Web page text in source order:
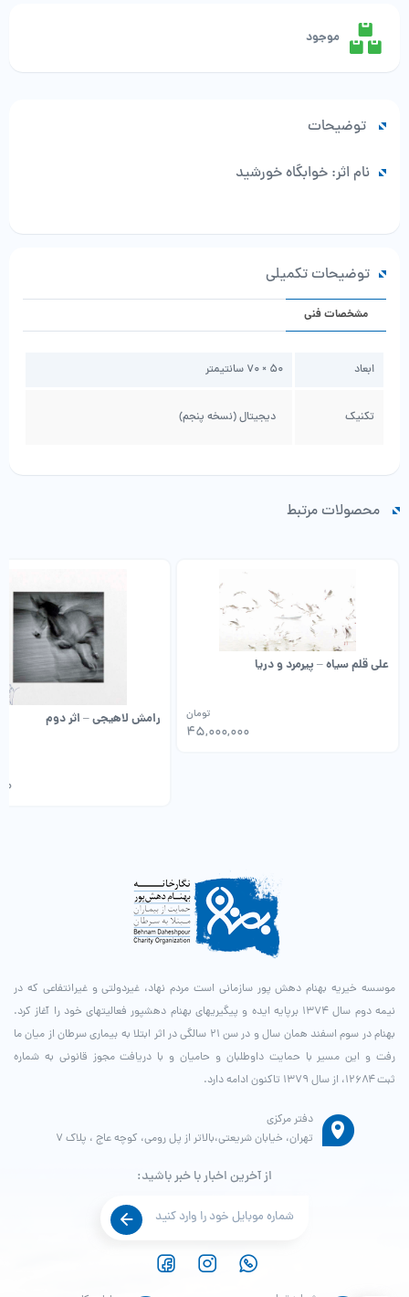
خورشید
عدد
موجود
توضیحات
نام اثر: خوابگاه خورشید
توضیحات تکمیلی
مشخصات فنی
ابعاد 50 × 70 سانتیمتر
تکنیک دیجیتال (نسخه پنجم)
محصولات مرتبط
علی قلم سیاه – پیرمرد و دریا
45,000,000
تومان رامش لاهیجی – اثر دوم
موسسه خیریه بهنام دهش پور سازمانی است مردم نهاد، غیردولتی و غیرانتفاعی که در
نیمه دوم سال ۱۳۷۴ برپایه ایده و پیگیری­های بهنام دهش­پور فعالیت­های خود را آغاز کرد.
بهنام در سوم اسفند همان سال و در سن ۲۱ سالگی در اثر ابتلا به بیماری سرطان از میان ما
رفت و این مسیر با حمایت داوطلبان و حامیان و با دریافت مجوز قانونی به شماره
ثبت ۱۲۶۸۴، از سال ۱۳۷۹ تاکنون ادامه دارد.
دفتر مرکزی
تهران، خیابان شریعتی،بالاتر از پل رومی، کوچه عاج ، پلاک ۷
از آخرین اخبار با خبر باشید: